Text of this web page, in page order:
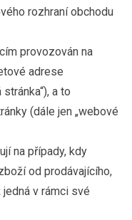
rozhraní obchodu
provozován na
adrese
a to
(dále jen „webové
na případy, kdy
od prodávajícího,
v rámci své